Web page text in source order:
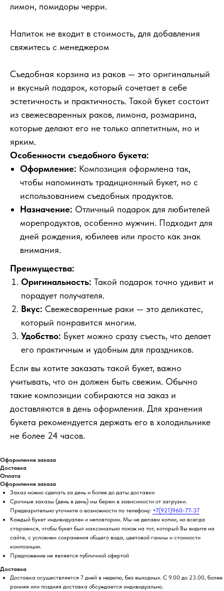
лимон, помидоры черри.
Напиток не входит в стоимость, для добавления
свяжитесь с менеджером
Съедобная корзина из раков — это оригинальный
и вкусный подарок, который сочетает в себе
эстетичность и практичность. Такой букет состоит
из свежесваренных раков, лимона, розмарина,
которые делают его не только аппетитным, но и
ярким.
Особенности съедобного букета:
Оформление: Композиция оформлена так,
чтобы напоминать традиционный букет, но с
использованием съедобных продуктов.
Назначение: Отличный подарок для любителей
морепродуктов, особенно мужчин. Подходит для
дней рождения, юбилеев или просто как знак
внимания.
Преимущества:
Оригинальность: Такой подарок точно удивит и
порадует получателя.
Вкус: Свежесваренные раки — это деликатес,
который понравится многим.
Удобство: Букет можно сразу съесть, что делает
его практичным и удобным для праздников.
Если вы хотите заказать такой букет, важно
учитывать, что он должен быть свежим. Обычно
такие композиции собираются на заказ и
доставляются в день оформления. Для хранения
букета рекомендуется держать его в холодильнике
не более 24 часов.
Оформление заказа
Доставка
Оплата
Оформление заказа
Заказ можно сделать за день и более до даты доставки
Срочные заказы (день в день) мы берем в зависимости от загрузки.
Предварительно уточните о возможности по телефону: +7(921)960-77-37
Каждый букет индивидуален и неповторим. Мы не делаем копии, но всегда
стараемся, чтобы букет был максимально похож на тот, который Вы видите на
сайте, с условием сохранения общего вида, цветовой гаммы и стоимости
композиции.
Предложение не является публичной офертой
Доставка
Доставка осуществляется 7 дней в неделю, без выходных. С 9.00 до 23.00, более
ранняя или поздняя доставка обсуждается индивидуально.